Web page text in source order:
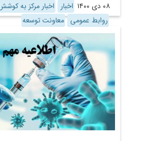
۰۸ دی ۱۴۰۰ اخبار
اخبار مرکز به
روابط عمومی معاونت توسعه